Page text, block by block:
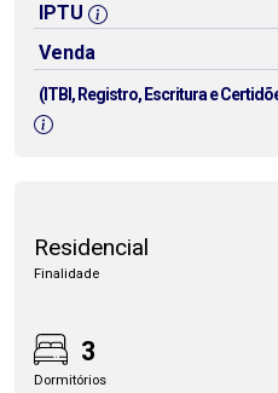
IPTU
Venda
(ITBI, Registro, Escritura e
Residencial
Finalidade
3
Dormitórios